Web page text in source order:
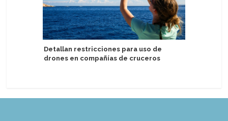
Detallan restricciones para uso de
drones en compañías de cruceros